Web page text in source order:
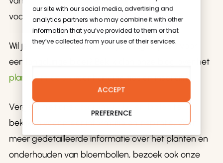
our site with our social media, advertising and
analytics partners who may combine it with other
information that you’ve provided to them or that
they’ve collected from your use of their services.
ACCEPT
PREFERENCE
Go To Shop
voorjaar.
Wil je meer weten over hoe je in lagen plant voor
een langdurige bloei? Bekijk dan onze blog over het
planten in lagenvoor handige tips en inspiratie.
Vergeet niet ons
bekijken voor meer informatie en inspiratie. Voor
meer gedetailleerde informatie over het planten en
onderhouden van bloembollen, bezoek ook onze